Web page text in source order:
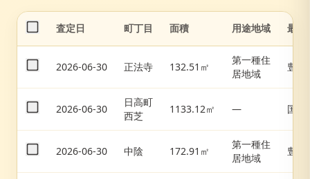
査定日 町丁目 面積 用途地域 最寄
2026-06-30 正法寺 132.51㎡
第一種住
居地域
豊岡
2026-06-30
日高町
西芝
1133.12㎡ — 国府
2026-06-30 中陰 172.91㎡
第一種住
居地域
豊岡